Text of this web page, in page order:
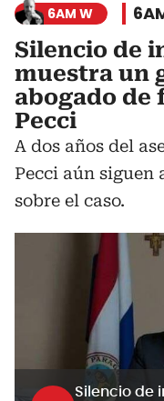
6AM W
Silencio de
muestra un
abogado de
Pecci
A dos años del
Pecci aún siguen
sobre el caso.